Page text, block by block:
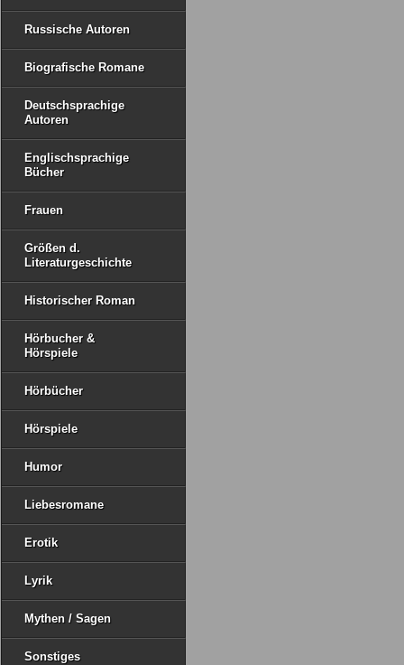
Russische Autoren
Biografische Romane
Deutschsprachige
Autoren
Englischsprachige
Bücher
Frauen
Größen d.
Literaturgeschichte
Historischer Roman
Hörbucher &
Hörspiele
Hörbücher
Hörspiele
Humor
Liebesromane
Erotik
Lyrik
Mythen / Sagen
Sonstiges